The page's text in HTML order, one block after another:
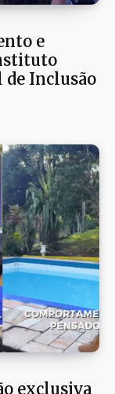
e
de Inclusão
exclusiva